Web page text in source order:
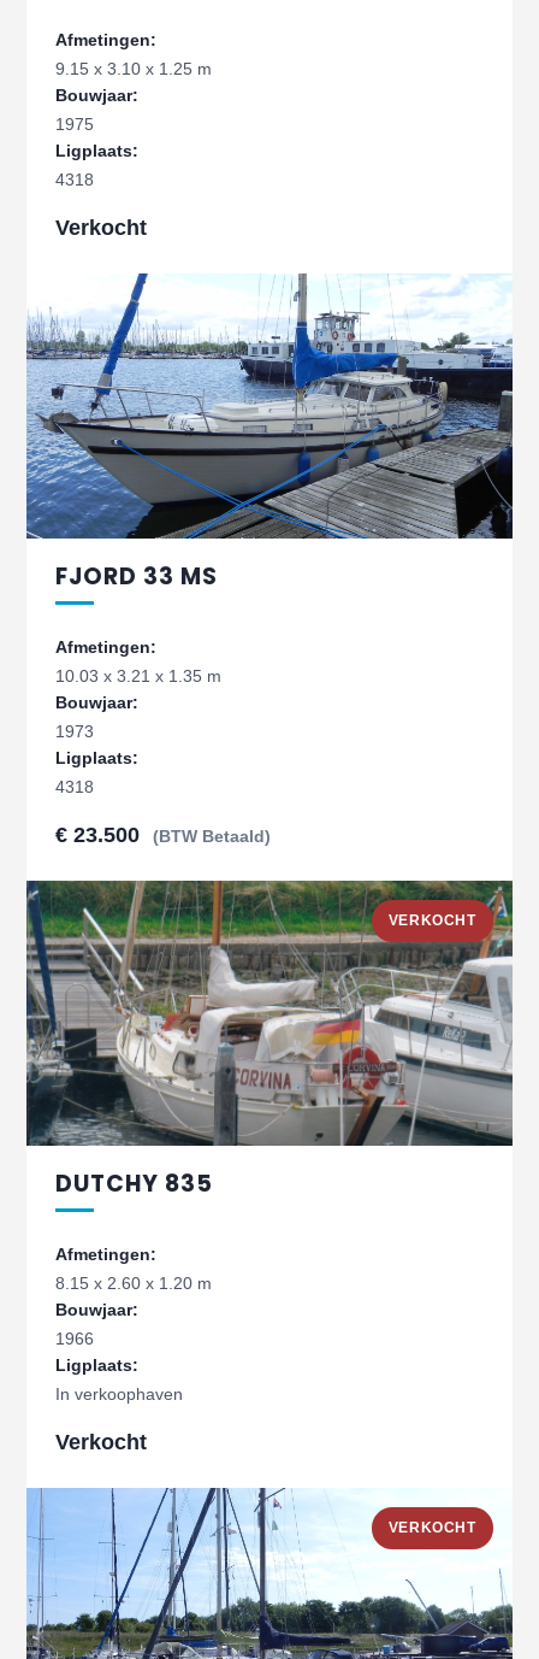
Afmetingen:
9.15 x 3.10 x 1.25 m
Bouwjaar:
1975
Ligplaats:
4318
Verkocht
FJORD 33 MS
Afmetingen:
10.03 x 3.21 x 1.35 m
Bouwjaar:
1973
Ligplaats:
4318
€ 23.500 (BTW Betaald)
VERKOCHT
DUTCHY 835
Afmetingen:
8.15 x 2.60 x 1.20 m
Bouwjaar:
1966
Ligplaats:
In verkoophaven
Verkocht
VERKOCHT